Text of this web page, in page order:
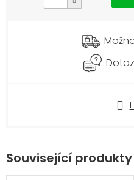
Související produkty